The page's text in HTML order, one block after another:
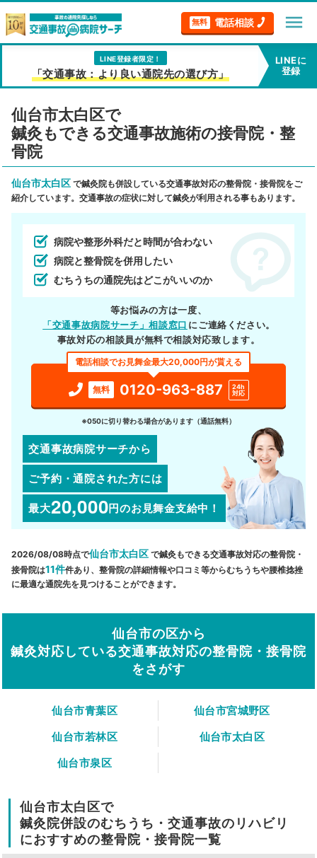
無料 電話相談 menu
LINE登録者限定！
「交通事故：より良い通院先の選び方」
LINEに
登録
仙台市太白区で
鍼灸もできる交通事故施術の接骨院・整
骨院
仙台市太白区 で鍼灸院も併設している交通事故対応の整骨院・接骨院をご
紹介しています。交通事故の症状に対して鍼灸が利用される事もあります。
病院や整形外科だと時間が合わない
病院と整骨院を併用したい
むちうちの通院先はどこがいいのか
等お悩みの方は一度、
「交通事故病院サーチ」相談窓口 にご連絡ください。
事故対応の相談員が無料で相談対応致します。
電話相談でお見舞金最大20,000円が貰える
無料 0120-963-887
24h
対応
※050に切り替わる場合があります（通話無料）
交通事故病院サーチから
ご予約・通院された方には
最大20,000円のお見舞金支給中！
2026/08/08時点で仙台市太白区 で鍼灸もできる交通事故対応の整骨院・
接骨院は11件件あり、整骨院の詳細情報や口コミ等からむちうちや腰椎捻挫
に最適な通院先を見つけることができます。
仙台市の区から
鍼灸対応している交通事故対応の整骨院・接骨院
をさがす
仙台市青葉区
仙台市宮城野区
仙台市若林区
仙台市太白区
仙台市泉区
仙台市太白区で
鍼灸院併設のむちうち・交通事故のリハビリ
におすすめの整骨院・接骨院一覧